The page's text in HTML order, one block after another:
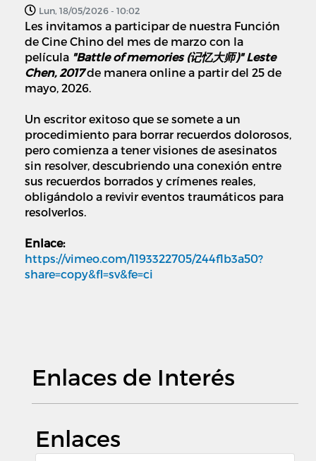
Lun, 18/05/2026 - 10:02
Les invitamos a participar de nuestra Función
de Cine Chino del mes de marzo con la
película "Battle of memories (记忆大师)" Leste
Chen, 2017 de manera online a partir del 25 de
mayo, 2026.
Un escritor exitoso que se somete a un
procedimiento para borrar recuerdos dolorosos,
pero comienza a tener visiones de asesinatos
sin resolver, descubriendo una conexión entre
sus recuerdos borrados y crímenes reales,
obligándolo a revivir eventos traumáticos para
resolverlos.
Enlace:
https://vimeo.com/1193322705/244f1b3a50?
share=copy&fl=sv&fe=ci
Enlaces de Interés
Enlaces